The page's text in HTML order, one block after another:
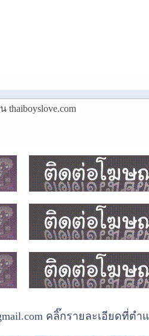
thaiboyslove.com
คลิ๊กรายละเอียดที่ตำ